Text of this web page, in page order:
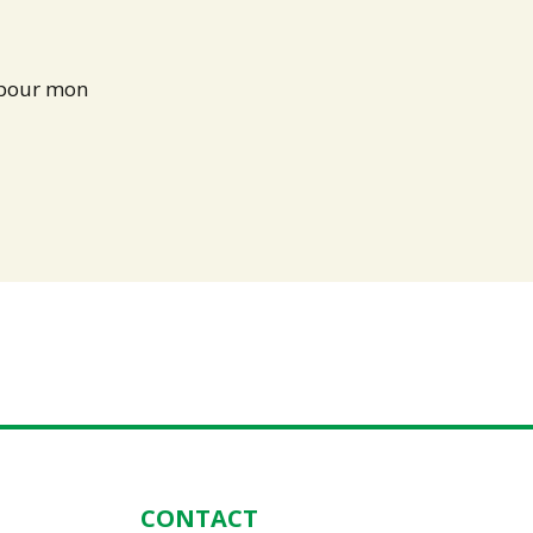
mon
CONTACT